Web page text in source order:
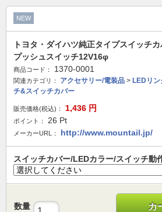
NEW
トヨタ・ダイハツ純正タイプスイッチ
プッシュスイッチ12V16φ
商品コード： 1370-0001
関連カテゴリ： アクセサリー/電装品 > LEDリ
チ&スイッチカバー
販売価格(税込)： 1,436 円
ポイント： 26 Pt
メーカーURL： http://www.mountail.jp/
スイッチカバー/LEDカラー/スイッチ動
数量 カ